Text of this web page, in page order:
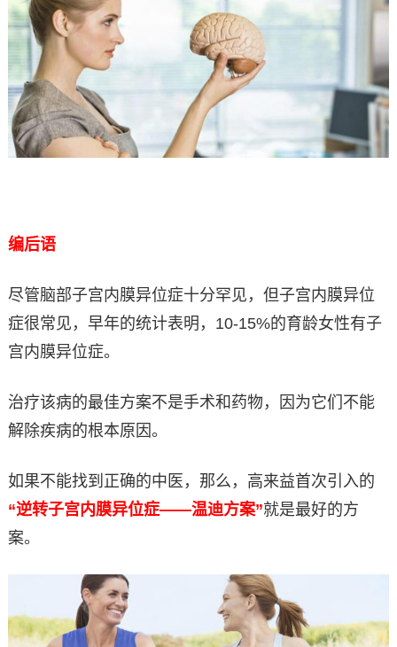
编后语
尽管脑部子宫内膜异位症十分罕见，但子宫内膜异位
症很常见，早年的统计表明，10-15%的育龄女性有子
宫内膜异位症。
治疗该病的最佳方案不是手术和药物，因为它们不能
解除疾病的根本原因。
如果不能找到正确的中医，那么，高来益首次引入的
“逆转子宫内膜异位症——温迪方案”就是最好的方
案。